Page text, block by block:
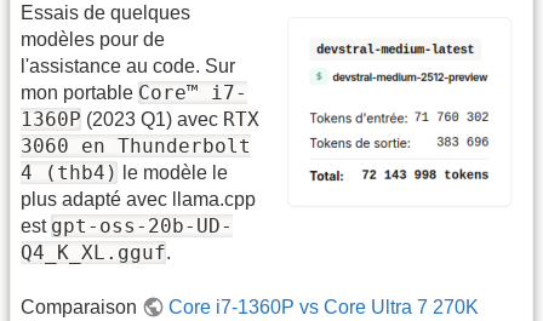
Essais de quelques
modèles pour de
l'assistance au code. Sur
mon portable Core™ i7-
1360P (2023 Q1) avec RTX
3060 en Thunderbolt
4 (thb4)
le modèle le
plus adapté avec llama.cpp
est gpt-oss-20b-UD-
Q4_K_XL.gguf.
Comparaison
Core i7-1360P vs Core Ultra 7 270K